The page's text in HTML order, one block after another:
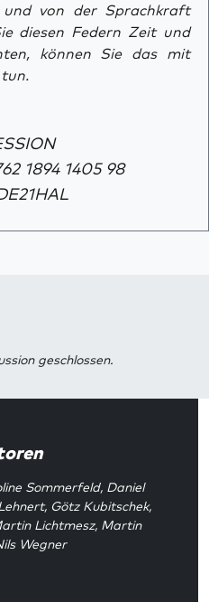
von der Sprachkraft
diesen Federn Zeit und
können Sie das mit
1894 1405 98
geschlossen.
Sommerfeld, Daniel
, Götz Kubitschek,
Lichtmesz, Martin
Wegner